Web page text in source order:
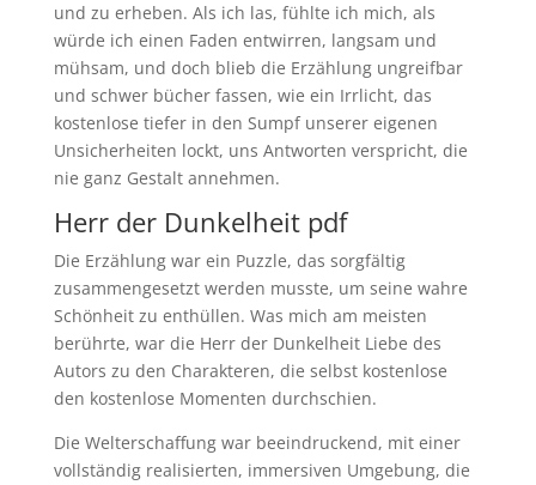
und zu erheben. Als ich las, fühlte ich mich, als
würde ich einen Faden entwirren, langsam und
mühsam, und doch blieb die Erzählung ungreifbar
und schwer bücher fassen, wie ein Irrlicht, das
kostenlose tiefer in den Sumpf unserer eigenen
Unsicherheiten lockt, uns Antworten verspricht, die
nie ganz Gestalt annehmen.
Herr der Dunkelheit pdf
Die Erzählung war ein Puzzle, das sorgfältig
zusammengesetzt werden musste, um seine wahre
Schönheit zu enthüllen. Was mich am meisten
berührte, war die Herr der Dunkelheit Liebe des
Autors zu den Charakteren, die selbst kostenlose
den kostenlose Momenten durchschien.
Die Welterschaffung war beeindruckend, mit einer
vollständig realisierten, immersiven Umgebung, die